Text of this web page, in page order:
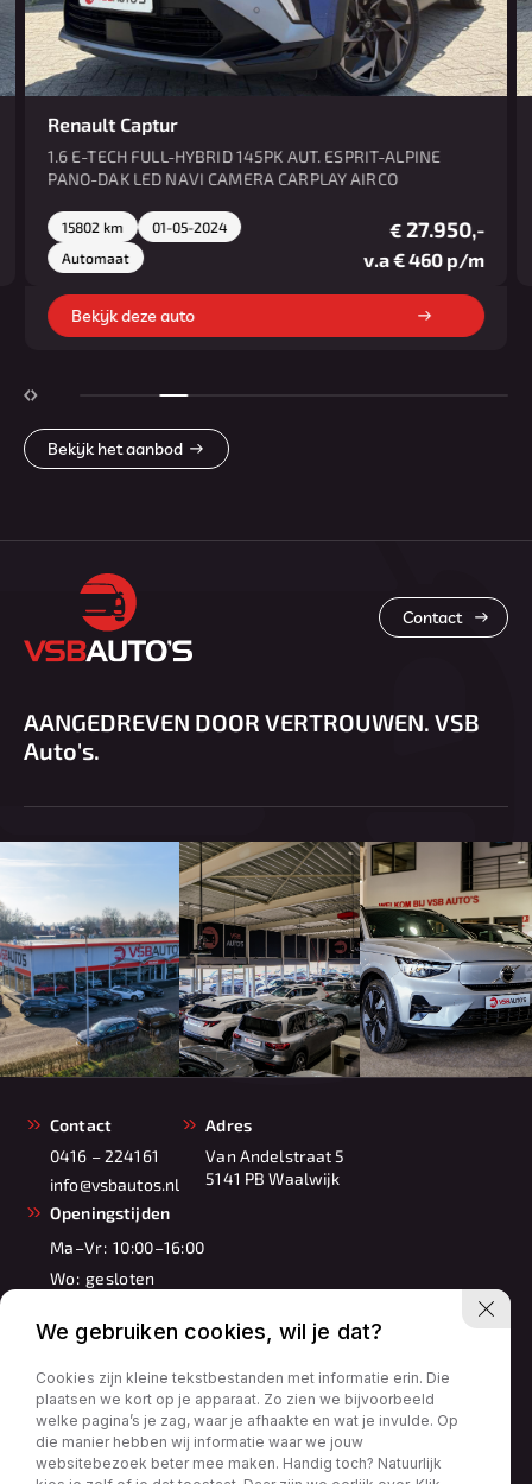
Renault Captur
1.6 E-TECH FULL-HYBRID 145PK AUT. ESPRIT-ALPINE
PANO-DAK LED NAVI CAMERA CARPLAY AIRCO
15802 km
01-05-2024
Automaat
€ 27.950,-
v.a € 460 p/m
Bekijk deze auto
Bekijk het aanbod
AANGEDREVEN DOOR VERTROUWEN. VSB
Auto's.
Contact
Contact
0416 – 224161
info@vsbautos.nl
Adres
Van Andelstraat 5
5141 PB Waalwijk
Openingstijden
Ma–Vr: 10:00–16:00
Wo: gesloten
Zo: 11:00–16:00
We gebruiken cookies, wil je dat?
Cookies zijn kleine tekstbestanden met informatie erin. Die
plaatsen we kort op je apparaat. Zo zien we bijvoorbeeld
welke pagina’s je zag, waar je afhaakte en wat je invulde. Op
die manier hebben wij informatie waar we jouw
websitebezoek beter mee maken. Handig toch? Natuurlijk